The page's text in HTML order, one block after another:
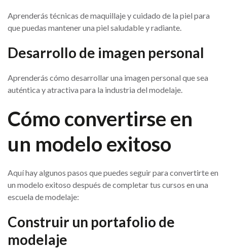
Aprenderás técnicas de maquillaje y cuidado de la piel para
que puedas mantener una piel saludable y radiante.
Desarrollo de imagen personal
Aprenderás cómo desarrollar una imagen personal que sea
auténtica y atractiva para la industria del modelaje.
Cómo convertirse en
un modelo exitoso
Aquí hay algunos pasos que puedes seguir para convertirte en
un modelo exitoso después de completar tus cursos en una
escuela de modelaje:
Construir un portafolio de
modelaje